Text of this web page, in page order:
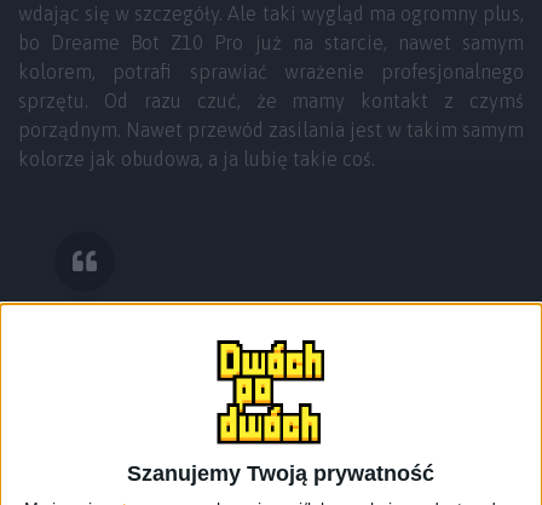
Szanujemy Twoją prywatność
wdając się w szczegóły. Ale taki wygląd ma ogromny plus,
bo Dreame Bot Z10 Pro już na starcie, nawet samym
kolorem, potrafi sprawiać wrażenie profesjonalnego
sprzętu. Od razu czuć, że mamy kontakt z czymś
porządnym. Nawet przewód zasilania jest w takim samym
kolorze jak obudowa, a ja lubię takie coś.
Doczepić się nie mogę,
poważanie.